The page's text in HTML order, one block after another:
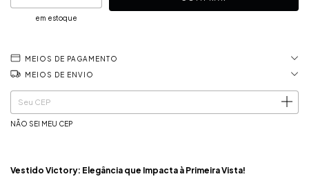
em estoque
MEIOS DE PAGAMENTO
MEIOS DE ENVIO
Entregas para o CEP: ALTERAR CEP
NÃO SEI MEU CEP
Vestido Victory: Elegância que Impacta à Primeira Vista!